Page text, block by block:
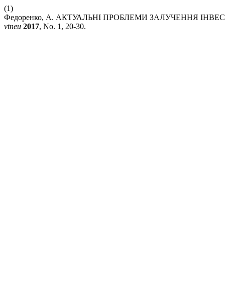
(1)
Федоренко, А. АКТУАЛЬНІ ПРОБЛЕМИ ЗАЛУЧЕННЯ
vtneu 2017, No. 1, 20-30.